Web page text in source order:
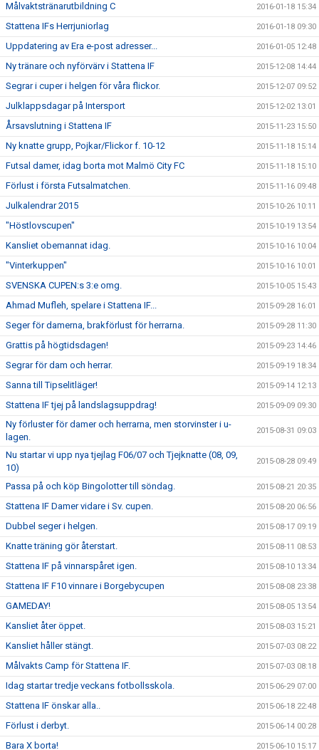
Målvaktstränarutbildning C 2016-01-18 15:34
Stattena IFs Herrjuniorlag 2016-01-18 09:30
Uppdatering av Era e-post adresser... 2016-01-05 12:48
Ny tränare och nyförvärv i Stattena IF 2015-12-08 14:44
Segrar i cuper i helgen för våra flickor. 2015-12-07 09:52
Julklappsdagar på Intersport 2015-12-02 13:01
Årsavslutning i Stattena IF 2015-11-23 15:50
Ny knatte grupp, Pojkar/Flickor f. 10-12 2015-11-18 15:14
Futsal damer, idag borta mot Malmö City FC 2015-11-18 15:10
Förlust i första Futsalmatchen. 2015-11-16 09:48
Julkalendrar 2015 2015-10-26 10:11
"Höstlovscupen" 2015-10-19 13:54
Kansliet obemannat idag. 2015-10-16 10:04
"Vinterkuppen" 2015-10-16 10:01
SVENSKA CUPEN:s 3:e omg. 2015-10-05 15:43
Ahmad Mufleh, spelare i Stattena IF... 2015-09-28 16:01
Seger för damerna, brakförlust för herrarna. 2015-09-28 11:30
Grattis på högtidsdagen! 2015-09-23 14:46
Segrar för dam och herrar. 2015-09-19 18:34
Sanna till Tipselitläger! 2015-09-14 12:13
Stattena IF tjej på landslagsuppdrag! 2015-09-09 09:30
Ny förluster för damer och herrarna, men storvinster i u-
lagen.
2015-08-31 09:03
Nu startar vi upp nya tjejlag F06/07 och Tjejknatte (08, 09,
10)
2015-08-28 09:49
Passa på och köp Bingolotter till söndag. 2015-08-21 20:35
Stattena IF Damer vidare i Sv. cupen. 2015-08-20 06:56
Dubbel seger i helgen. 2015-08-17 09:19
Knatte träning gör återstart. 2015-08-11 08:53
Stattena IF på vinnarspåret igen. 2015-08-10 13:34
Stattena IF F10 vinnare i Borgebycupen 2015-08-08 23:38
GAMEDAY! 2015-08-05 13:54
Kansliet åter öppet. 2015-08-03 15:21
Kansliet håller stängt. 2015-07-03 08:22
Målvakts Camp för Stattena IF. 2015-07-03 08:18
Idag startar tredje veckans fotbollsskola. 2015-06-29 07:00
Stattena IF önskar alla.. 2015-06-18 22:48
Förlust i derbyt. 2015-06-14 00:28
Bara X borta! 2015-06-10 15:17